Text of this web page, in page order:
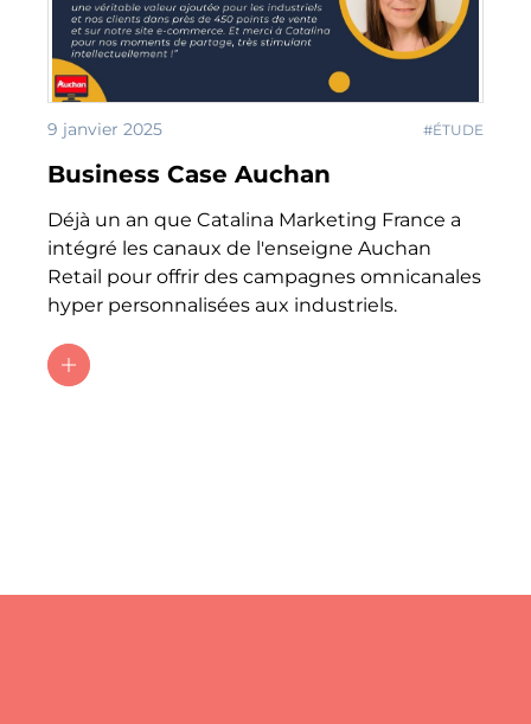
9 janvier 2025 #ÉTUDE
Business Case Auchan
Déjà un an que Catalina Marketing France a
intégré les canaux de l'enseigne Auchan
Retail pour offrir des campagnes omnicanales
hyper personnalisées aux industriels.